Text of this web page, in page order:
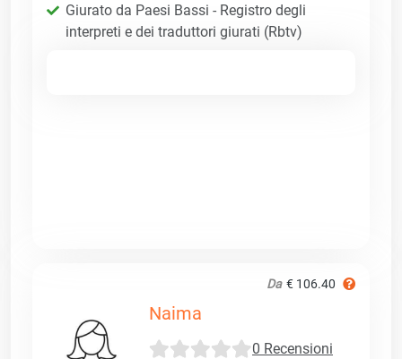
Giurato da Paesi Bassi - Registro degli
interpreti e dei traduttori giurati (Rbtv)
Da € 106.40
Naima
0 Recensioni